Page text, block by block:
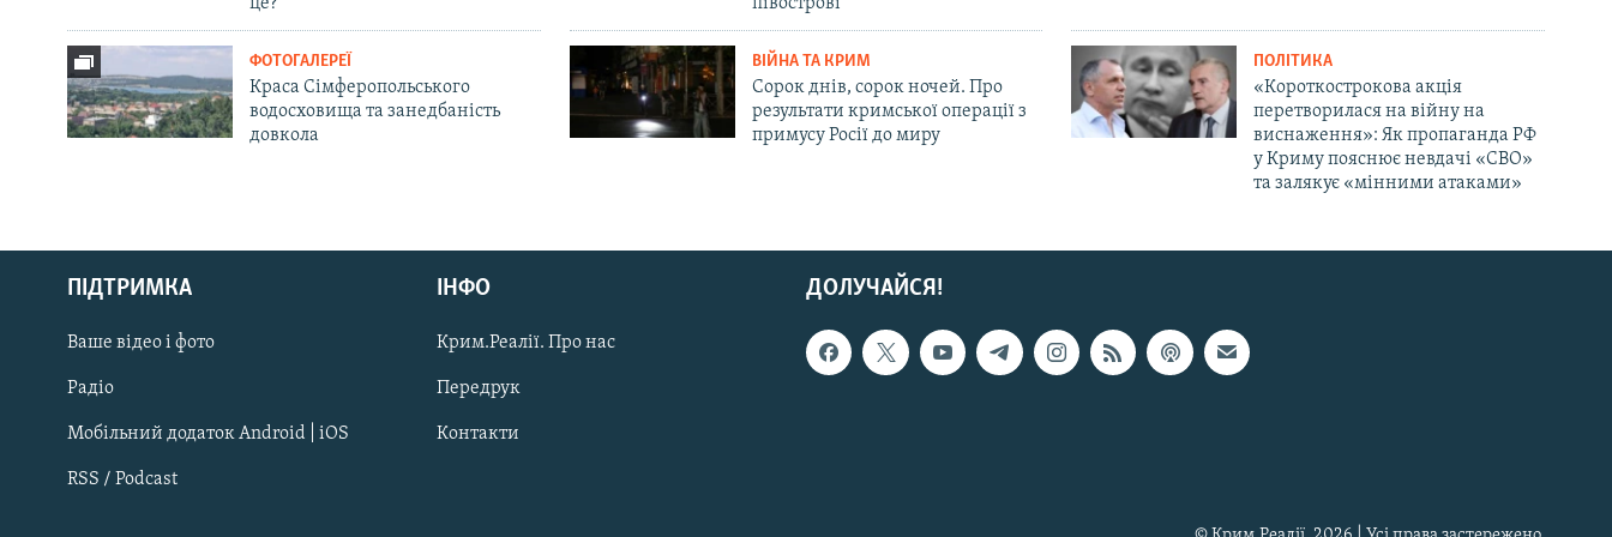
Русский
Qırımtatar
ДОЛУЧАЙСЯ!
ФОТОГАЛЕРЕЇ
Краса Сімферопольського
водосховища та занедбаність
довкола
ВІЙНА ТА КРИМ
Сорок днів, сорок ночей. Про
результати кримської операції з
примусу Росії до миру
ПОЛІТИКА
«Короткострокова акція
перетворилася на війну на
виснаження»: Як пропаганда РФ
у Криму пояснює невдачі «СВО»
та залякує «мінними атаками»
ДОЛУЧАЙСЯ!
ПІДТРИМКА
Ваше відео і фото
Радіо
Мобільний додаток Android | iOS
RSS / Podcast
ІНФО
Крим.Реалії. Про нас
Передрук
Контакти